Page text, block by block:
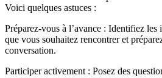
Voici quelques astuces :
Préparez-vous à l’avance : Identifiez les
que vous souhaitez rencontrer et
conversation.
Participer activement : Posez des